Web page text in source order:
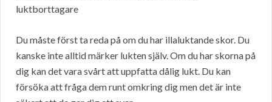
luktborttagare
Du måste först ta reda på om du har illaluktande skor. Du
kanske inte alltid märker lukten själv. Om du har skorna på
dig kan det vara svårt att uppfatta dålig lukt. Du kan
försöka att fråga dem runt omkring dig men det är inte